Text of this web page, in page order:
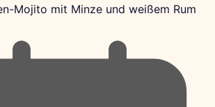
Mojito mit Minze und weißem Rum